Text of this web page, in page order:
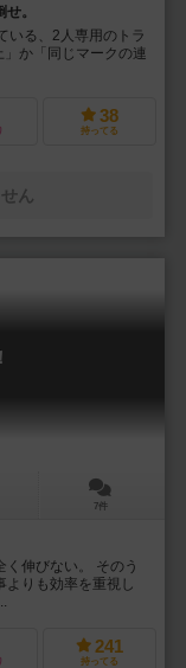
。
いる、2人専用のトラ
か「同じマークの連
38
持ってる
ん
7件
伸びない。 そのう
よりも効率を重視し
241
持ってる